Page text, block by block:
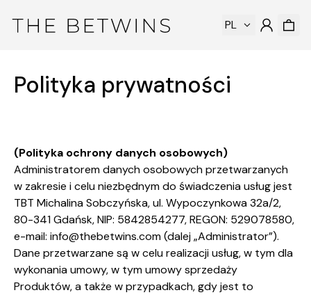
PL
Polityka prywatności
(Polityka ochrony danych osobowych)
Administratorem danych osobowych przetwarzanych
w zakresie i celu niezbędnym do świadczenia usług jest
TBT Michalina Sobczyńska, ul. Wypoczynkowa 32a/2,
80-341 Gdańsk, NIP: 5842854277, REGON: 529078580,
e-mail: info@thebetwins.com(dalej „Administrator”).
Dane przetwarzane są w celu realizacji usług, w tym dla
wykonania umowy, w tym umowy sprzedaży
Produktów, a także w przypadkach, gdy jest to